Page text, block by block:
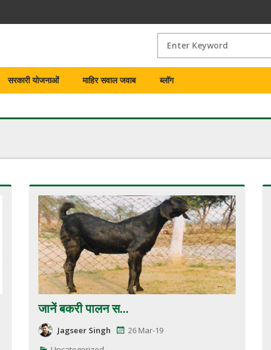
सरकारी योजनाओं माहिर सवाल जवाब ब्लॉग
जानें बकरी पालन स...
Jagseer Singh
26 Mar-19